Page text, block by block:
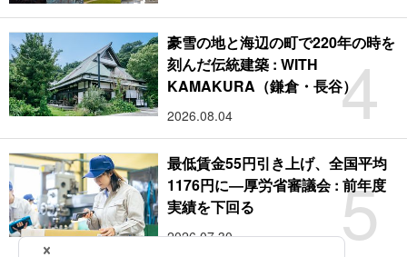
4
豪雪の地と海辺の町で220年の時を
刻んだ伝統建築 : WITH
KAMAKURA（鎌倉・長谷）
2026.08.04
5
最低賃金55円引き上げ、全国平均
1176円に―厚労省審議会 : 前年度
実績を下回る
2026.07.30